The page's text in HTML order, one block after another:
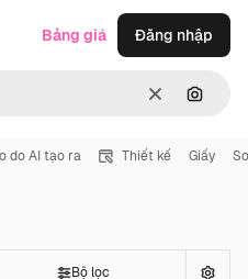
ThôngTìm
Bảng giá Đăng nhập
do AI tạo ra Thiết kế Giấy
Bộ lọc